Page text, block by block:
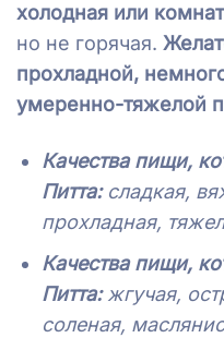
холодная или
но не горячая.
прохладной,
умеренно-тяжелой
Качества пищи,
Питта:сладкая,
прохладная,
Качества пищи,
Питта:жгучая,
соленая,